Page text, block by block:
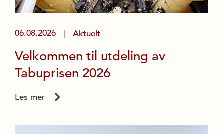
06.08.2026 | Aktuelt
Velkommen til utdeling av
Tabuprisen 2026
Les mer